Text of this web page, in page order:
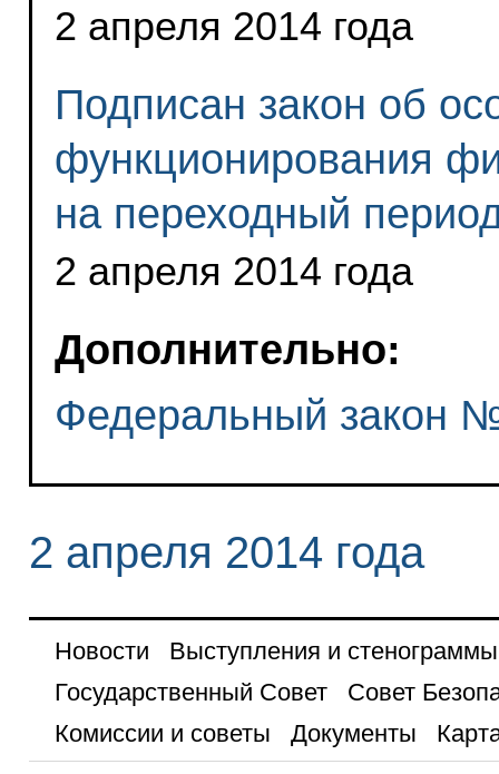
2 апреля 2014 года
Подписан закон об
функционирования
на переходный
2 апреля 2014 года
Дополнительно:
Федеральный закон
2 апреля 2014 года
Новости
Выступления и стенограммы
Государственный Совет
Совет
Комиссии и советы
Документы